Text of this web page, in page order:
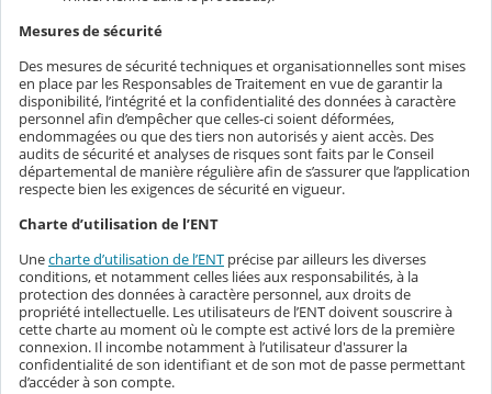
Mesures de sécurité
Des mesures de sécurité techniques et organisationnelles sont mises
en place par les Responsables de Traitement en vue de garantir la
disponibilité, l’intégrité et la confidentialité des données à caractère
personnel afin d’empêcher que celles-ci soient déformées,
endommagées ou que des tiers non autorisés y aient accès. Des
audits de sécurité et analyses de risques sont faits par le Conseil
départemental de manière régulière afin de s’assurer que l’application
respecte bien les exigences de sécurité en vigueur.
Charte d’utilisation de l’ENT
Unecharte d’utilisation de l’ENT précise par ailleurs les diverses
conditions, et notamment celles liées aux responsabilités, à la
protection des données à caractère personnel, aux droits de
propriété intellectuelle. Les utilisateurs de l’ENT doivent souscrire à
cette charte au moment où le compte est activé lors de la première
connexion. Il incombe notamment à l’utilisateur d'assurer la
confidentialité de son identifiant et de son mot de passe permettant
d’accéder à son compte.